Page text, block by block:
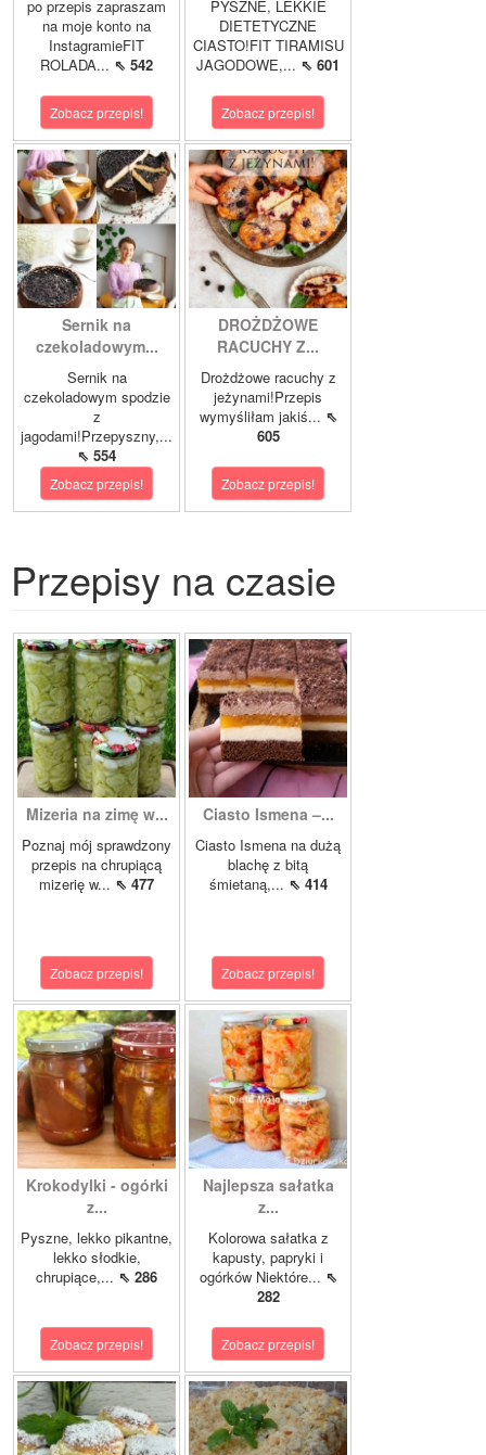
po przepis zapraszam
na moje konto na
InstagramieFIT
ROLADA... ⇖ 542
Zobacz przepis!
PYSZNE, LEKKIE
DIETETYCZNE
CIASTO!FIT TIRAMISU
JAGODOWE,... ⇖ 601
Zobacz przepis!
Sernik na
czekoladowym...
Sernik na
czekoladowym spodzie
z
jagodami!Przepyszny,...
⇖ 554
Zobacz przepis!
DROŻDŻOWE
RACUCHY Z...
Drożdżowe racuchy z
jeżynami!Przepis
wymyśliłam jakiś... ⇖
605
Zobacz przepis!
Przepisy na czasie
Mizeria na zimę w...
Poznaj mój sprawdzony
przepis na chrupiącą
mizerię w... ⇖ 477
Zobacz przepis!
Ciasto Ismena –...
Ciasto Ismena na dużą
blachę z bitą
śmietaną,... ⇖ 414
Zobacz przepis!
Krokodylki - ogórki
z...
Pyszne, lekko pikantne,
lekko słodkie,
chrupiące,... ⇖ 286
Zobacz przepis!
Najlepsza sałatka
z...
Kolorowa sałatka z
kapusty, papryki i
ogórków Niektóre... ⇖
282
Zobacz przepis!